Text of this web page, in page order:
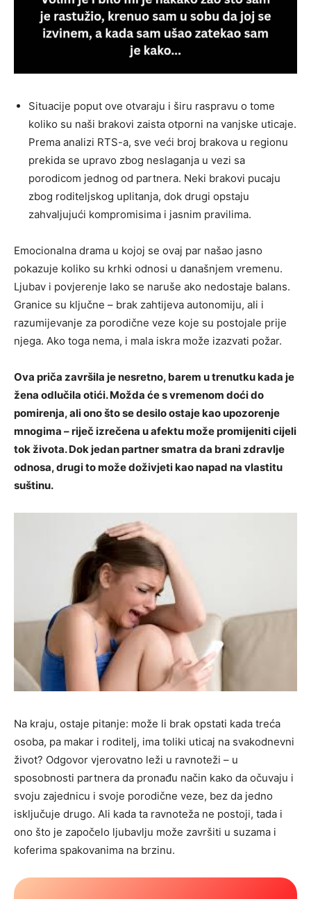
Situacije poput ove otvaraju i širu raspravu o tome
koliko su naši brakovi zaista otporni na vanjske uticaje.
Prema analizi RTS-a, sve veći broj brakova u regionu
prekida se upravo zbog neslaganja u vezi sa
porodicom jednog od partnera. Neki brakovi pucaju
zbog roditeljskog uplitanja, dok drugi opstaju
zahvaljujući kompromisima i jasnim pravilima.
Emocionalna drama u kojoj se ovaj par našao jasno
pokazuje koliko su krhki odnosi u današnjem vremenu.
Ljubav i povjerenje lako se naruše ako nedostaje balans.
Granice su ključne – brak zahtijeva autonomiju, ali i
razumijevanje za porodične veze koje su postojale prije
njega. Ako toga nema, i mala iskra može izazvati požar.
Ova priča završila je nesretno, barem u trenutku kada je
žena odlučila otići. Možda će s vremenom doći do
pomirenja, ali ono što se desilo ostaje kao upozorenje
mnogima – riječ izrečena u afektu može promijeniti cijeli
tok života. Dok jedan partner smatra da brani zdravlje
odnosa, drugi to može doživjeti kao napad na vlastitu
suštinu.
Na kraju, ostaje pitanje: može li brak opstati kada treća
osoba, pa makar i roditelj, ima toliki uticaj na svakodnevni
život? Odgovor vjerovatno leži u ravnoteži – u
sposobnosti partnera da pronađu način kako da očuvaju i
svoju zajednicu i svoje porodične veze, bez da jedno
isključuje drugo. Ali kada ta ravnoteža ne postoji, tada i
ono što je započelo ljubavlju može završiti u suzama i
koferima spakovanima na brzinu.